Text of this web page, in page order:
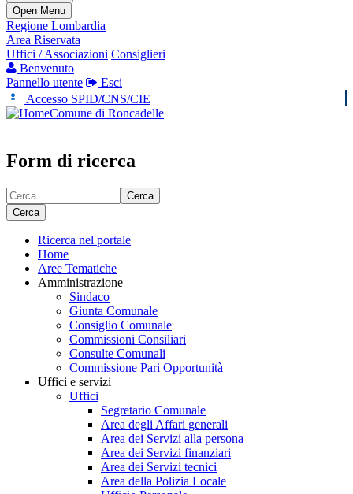
Open Menu
Regione Lombardia
Area Riservata
Uffici / Associazioni Consiglieri
Benvenuto
Pannello utente
Esci
Accesso SPID/CNS/CIE
Comune di Roncadelle
Form di ricerca
Cerca
Cerca
Ricerca nel portale
Home
Aree Tematiche
Amministrazione
Sindaco
Giunta Comunale
Consiglio Comunale
Commissioni Consiliari
Consulte Comunali
Commissione Pari Opportunità
Uffici e servizi
Uffici
Segretario Comunale
Area degli Affari generali
Area dei Servizi alla persona
Area dei Servizi finanziari
Area dei Servizi tecnici
Area della Polizia Locale